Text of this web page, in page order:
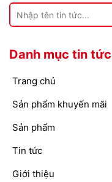
Danh mục tin tức
Trang chủ
Sản phẩm khuyến mãi
Sản phẩm
Tin tức
Giới thiệu